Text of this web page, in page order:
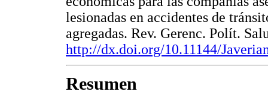
lesionadas en accidentes de
agregadas. Rev. Gerenc. Polít.
http://dx.doi.org/10.11144/
Resumen